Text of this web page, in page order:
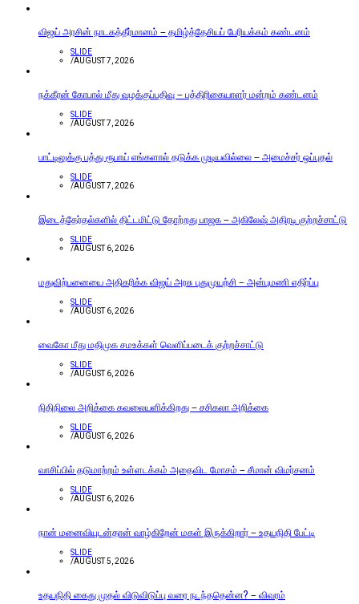
விஜய் அரசின் நாடகத்தீர்மானம் – தமிழ்த்தேசியப் பேரியக்கம் கண்டனம்
SLIDE
/AUGUST 7, 2026
நக்கீரன் கோபால் மீது வழக்குப்பதிவு – பத்திரிகையாளர் மன்றம் கண்டனம்
SLIDE
/AUGUST 7, 2026
பாட்டிலுக்கு பத்து ரூபாய் எங்களால் தடுக்க முடியவில்லை – அமைச்சர் ஒப்புதல்
SLIDE
/AUGUST 7, 2026
இடைத்தேர்தல்களில் திட்டமிட்டு தோற்றது பாஜக – அகிலேஷ் அதிரடி குற்றச்சாட்டு
SLIDE
/AUGUST 6, 2026
மதுவிற்பனையை அதிகரிக்க விஜய் அரசு புதுமுயற்சி – அன்புமணி எதிர்ப்பு
SLIDE
/AUGUST 6, 2026
வைகோ மீது மதிமுக சமஉக்கள் வெளிப்படைக் குற்றச்சாட்டு
SLIDE
/AUGUST 6, 2026
நிதிநிலை அறிக்கை கவலையளிக்கிறது – சசிகலா அறிக்கை
SLIDE
/AUGUST 6, 2026
வாசிப்பில் தடுமாற்றம் உள்ளடக்கம் அதைவிட மோசம் – சீமான் விமர்சனம்
SLIDE
/AUGUST 6, 2026
நான் மனைவியுடன்தான் வாழ்கிறேன் மகள் இருக்கிறார் – உதயநிதி பேட்டி
SLIDE
/AUGUST 5, 2026
உதயநிதி கைது முதல் விடுவிடுப்பு வரை நடந்ததென்ன? – விவரம்